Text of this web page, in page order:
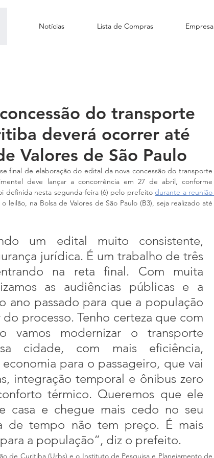
Notícias Lista de Compras Empresa
do transporte
deverá ocorrer até
Valores de São Paulo
final de elaboração do edital da nova concessão do transporte
deve lançar a concorrência em 27 de abril, conforme
definida nesta segunda-feira (6) pelo prefeito durante a reunião
leilão, na Bolsa de Valores de São Paulo (B3), seja realizado até
um edital muito consistente,
jurídica. É um trabalho de três
na reta final. Com muita
as audiências públicas e a
ano passado para que a população
processo. Tenho certeza que com
vamos modernizar o transporte
cidade, com mais eficiência,
para o passageiro, que vai
integração temporal e ônibus zero
térmico. Queremos que ele
casa e chegue mais cedo no seu
de tempo não tem preço. É mais
a população”, diz o prefeito.
de Curitiba (Urbs) e o Instituto de Pesquisa e Planejamento de